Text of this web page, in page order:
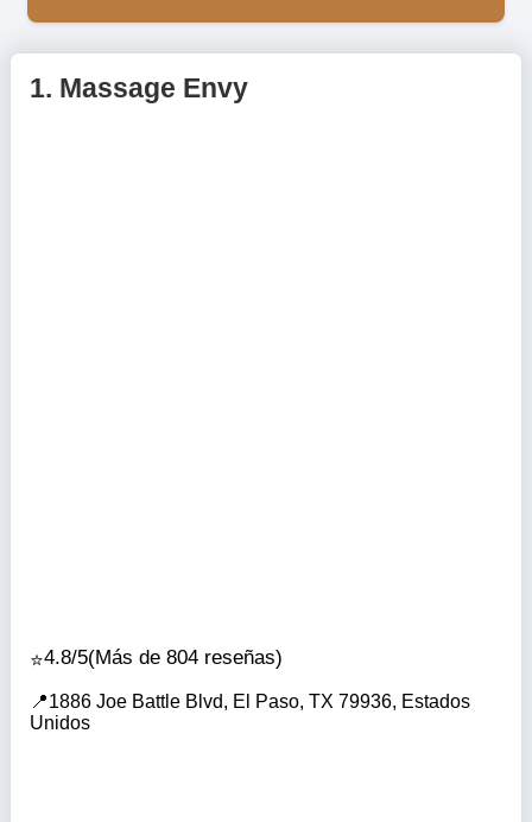
1. Massage Envy
4.8/5(Más de 804 reseñas)
1886 Joe Battle Blvd, El Paso, TX 79936, Estados
Unidos